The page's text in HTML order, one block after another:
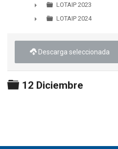
►
LOTAIP 2023
LOTAIP 2024
Descarga seleccionada
Carpeta
12 Diciembre